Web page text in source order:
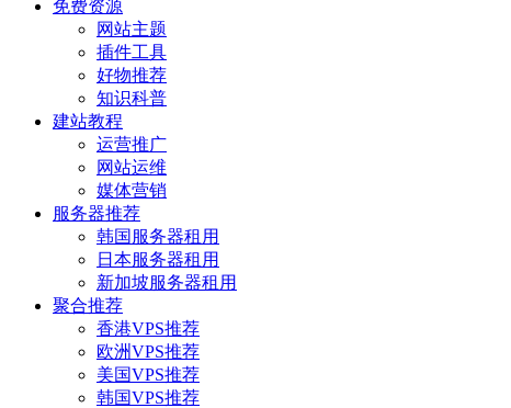
免费资源
网站主题
插件工具
好物推荐
知识科普
建站教程
运营推广
网站运维
媒体营销
服务器推荐
韩国服务器租用
日本服务器租用
新加坡服务器租用
聚合推荐
香港VPS推荐
欧洲VPS推荐
美国VPS推荐
韩国VPS推荐